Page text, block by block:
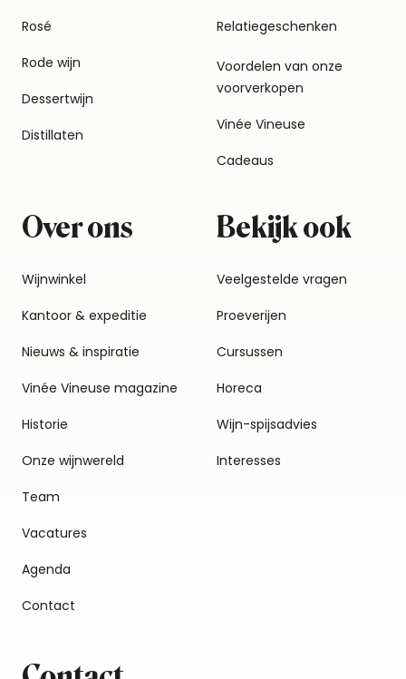
Rosé
Rode wijn
Dessertwijn
Distillaten
Relatiegeschenken
Voordelen van onze
voorverkopen
Vinée Vineuse
Cadeaus
Over ons
Wijnwinkel
Kantoor & expeditie
Nieuws & inspiratie
Vinée Vineuse magazine
Historie
Onze wijnwereld
Team
Vacatures
Agenda
Contact
Bekijk ook
Veelgestelde vragen
Proeverijen
Cursussen
Horeca
Wijn-spijsadvies
Interesses